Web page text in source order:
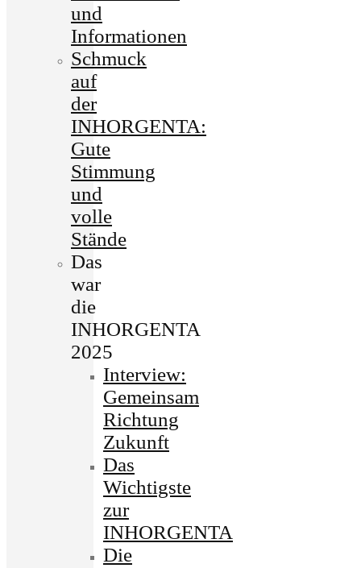
und
Informationen
Schmuck
auf
der
INHORGENTA:
Gute
Stimmung
und
volle
Stände
Das
war
die
INHORGENTA
2025
Interview:
Gemeinsam
Richtung
Zukunft
Das
Wichtigste
zur
INHORGENTA
Die